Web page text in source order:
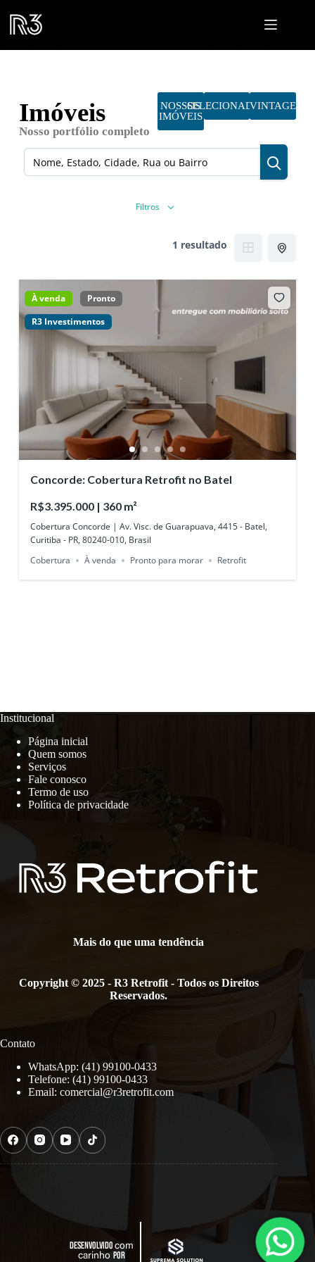
Imóveis
Nosso portfólio completo
NOSSOS
IMÓVEIS
SELECIONADOSVINTAGE
Filtros
1 resultado
À venda
Pronto
R3 Investimentos
Concorde: Cobertura Retrofit no Batel
R$3.395.000 | 360 m²
Cobertura Concorde | Av. Visc. de Guarapuava, 4415 - Batel,
Curitiba - PR, 80240-010, Brasil
Cobertura
À venda Pronto para morar Retrofit
Institucional
Página inicial
Quem somos
Serviços
Fale conosco
Termo de uso
Política de privacidade
Mais do que uma tendência
Copyright © 2025 - R3 Retrofit - Todos os Direitos
Reservados.
Contato
WhatsApp: (41) 99100-0433
Telefone: (41) 99100-0433
Email: comercial@r3retrofit.com